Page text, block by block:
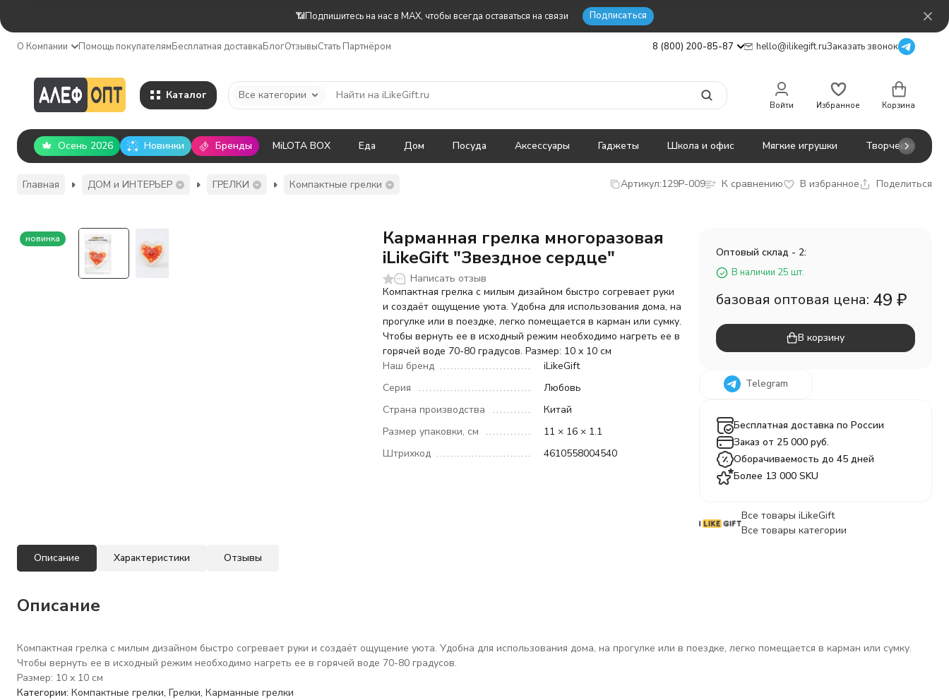
📶Подпишитесь на нас в MAX, чтобы всегда оставаться на связи Подписаться
О Компании Помощь покупателямБесплатная доставкаБлогОтзывыСтать Партнёром 8 (800) 200-85-87 hello@ilikegift.ruЗаказать звонок
Каталог Все категории
Войти Избранное Корзина
Осень 2026 Новинки Бренды MiLOTA BOX Еда Дом Посуда Аксессуары Гаджеты Школа и офис Мягкие игрушки Творчество
Главная ДОМ и ИНТЕРЬЕР ГРЕЛКИ Компактные грелки Артикул:129P-009 К сравнению В избранное Поделиться
новинка
Карманная грелка многоразовая
iLikeGift "Звездное сердце"
Написать отзыв
Компактная грелка с милым дизайном быстро согревает руки
и создаёт ощущение уюта. Удобна для использования дома, на
прогулке или в поездке, легко помещается в карман или сумку.
Чтобы вернуть ее в исходный режим необходимо нагреть ее в
горячей воде 70-80 градусов. Размер: 10 x 10 см
Наш бренд
iLikeGift
Серия
Любовь
Страна производства
Китай
Размер упаковки, см
11 × 16 × 1.1
Штрихкод
4610558004540
Оптовый склад - 2:
В наличии 25 шт.
базовая оптовая цена: 49 ₽
В корзину
Telegram
Бесплатная доставка по России
Заказ от 25 000 руб.
Оборачиваемость до 45 дней
Более 13 000 SKU
Все товары iLikeGift
Все товары категории
Описание Характеристики Отзывы
Описание
Компактная грелка с милым дизайном быстро согревает руки и создаёт ощущение уюта. Удобна для использования дома, на прогулке или в поездке, легко помещается в карман или сумку.
Чтобы вернуть ее в исходный режим необходимо нагреть ее в горячей воде 70-80 градусов.
Размер: 10 x 10 см
Категории: Компактные грелки, Грелки, Карманные грелки